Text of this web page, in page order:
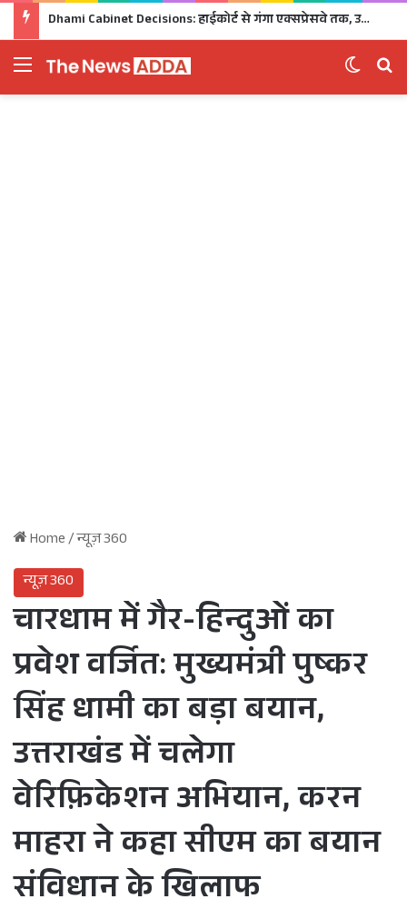
Dhami Cabinet Decisions: हाईकोर्ट से गंगा एक्सप्रेसवे तक, उत्तराखंड कैबिनेट के बड़े फैसले Click
Menu
Home/न्यूज़ 360
न्यूज़ 360
चारधाम में गैर-हिन्दुओं का
प्रवेश वर्जित: मुख्यमंत्री पुष्कर
सिंह धामी का बड़ा बयान,
उत्तराखंड में चलेगा
वेरिफ़िकेशन अभियान, करन
माहरा ने कहा सीएम का बयान
संविधान के खिलाफ